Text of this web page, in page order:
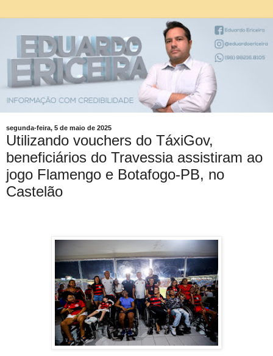
segunda-feira, 5 de maio de 2025
Utilizando vouchers do TáxiGov,
beneficiários do Travessia assistiram ao
jogo Flamengo e Botafogo-PB, no
Castelão